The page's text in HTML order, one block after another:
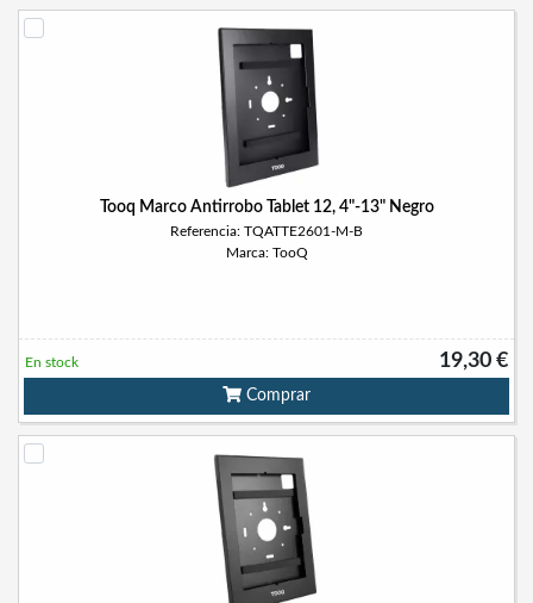
Tooq Marco Antirrobo Tablet 12, 4"-13" Negro
Referencia: TQATTE2601-M-B
Marca: TooQ
19,30 €
En stock
Comprar